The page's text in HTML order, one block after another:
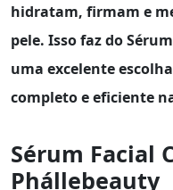
hidratam, firmam e
pele. Isso faz do
uma excelente
completo e eficiente
Sérum Facial
Phállebeauty